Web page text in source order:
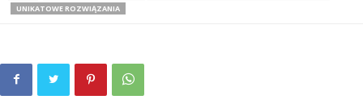
UNIKATOWE ROZWIĄZANIA